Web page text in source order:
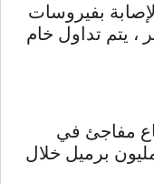
بفيروسات
، يتم تداول خام
مفاجئ في
الخام الأمريكية خلال الأسبوع الماضي، وفقًا لوكالة معلومات الطاقة الأمريكية ، نمت مخزونات الخام في الولايات المتحدة بمقدار 5.7 مليون برميل خلال